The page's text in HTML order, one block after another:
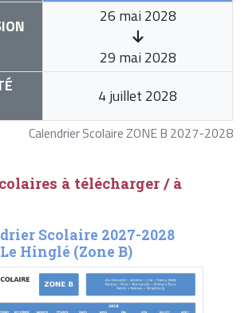
Calendrier Scolaire ZONE B 2027-2028
26 mai 2028
29 mai 2028
4 juillet 2028
à télécharger / à
Scolaire 2027-2028
Le Hinglé (Zone B)